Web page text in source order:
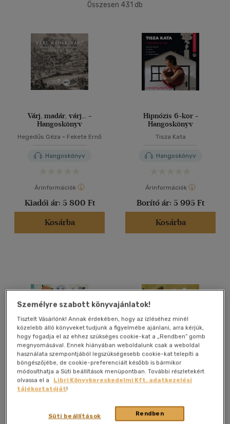
Gyermek(50)
3 - 6 év(15)
mind(28)
Ifjúsági(48)
14 - 18 év(4)
mind (14)
Gyermek és ifjúsági
Nyelv szerint
Magyar(425)
(81)
(28)
(13)
(3)
(6)
(300)
Alkalmaz
Összesen 431 db
Várj, madár, várj... -
Hangoskönyv
Hegedűs Géza - Fekete Ernő
Hangoskönyv
Árinformációk
Kiadói ár: 5 800 Ft
Kosárba
Hipnózis 6-kor -
Hangoskönyv
Tisza Kata
Hangoskönyv
Árinformációk
Borító ár: 5 995 Ft
Kosárba
Kisfóka és a többiek -
Hangoskönyv
Kertész Erzsi-Bach Kata
Parti Medve -
Hangoskönyv
Hangoskönyv
Személyre szabott könyvajánlatok!
Tisztelt Vásárlónk! Annak érdekében, hogy az ízléséhez minél
közelebb álló könyveket tudjunk a figyelmébe ajánlani, arra kérjük,
hogy fogadja el az ehhez szükséges cookie-kat a „Rendben” gomb
megnyomásával. Ennek hiányában weboldalunk csak a weboldal
használata szempontjából legszükségesebb cookie-kat telepíti a
böngészőjébe, de cookie-preferenciáit később is bármikor
módosíthatja a Süti beállítások menüpontban. További részletekért
olvassa el a
Libri Könyvkereskedelmi Kft. adatkezelési
tájékoztatóját!
Rendben
Süti beállítások